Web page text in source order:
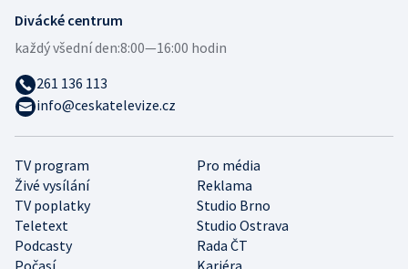
TV program
Pro média
Živé vysílání
Reklama
TV poplatky
Studio Brno
Teletext
Studio Ostrava
Podcasty
Rada ČT
Počasí
Kariéra
Divácké centrum
každý všední den:8:00—16:00 hodin
261 136 113
info@ceskatelevize.cz